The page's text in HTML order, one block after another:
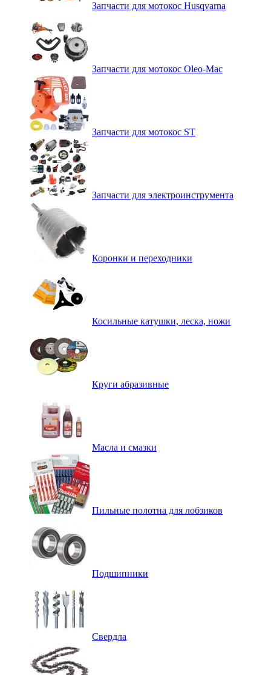
Запчасти для мотокос Husqvarna
Запчасти для мотокос Oleo-Mac
Запчасти для мотокос ST
Запчасти для электроинструмента
Коронки и переходники
Косильные катушки, леска, ножи
Круги абразивные
Масла и смазки
Пильные полотна для лобзиков
Подшипники
Свердла